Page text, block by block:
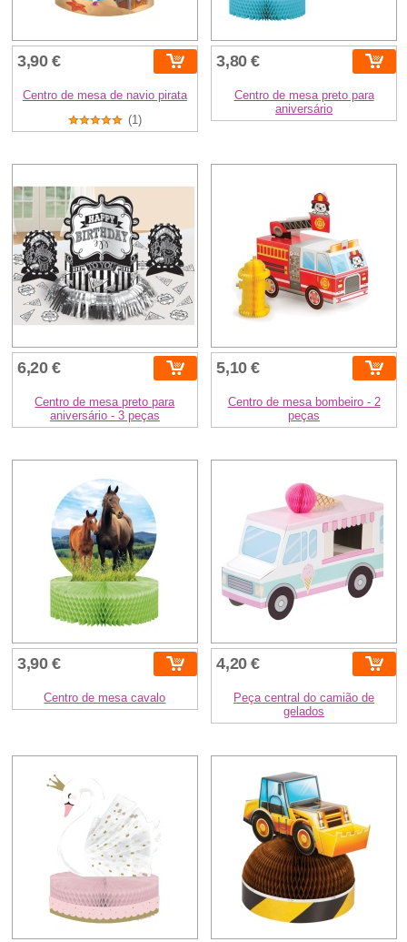
3,90 €
Centro de mesa de navio pirata
(1)
3,80 €
Centro de mesa preto para
aniversário
6,20 €
Centro de mesa preto para
aniversário - 3 peças
5,10 €
Centro de mesa bombeiro - 2
peças
3,90 €
Centro de mesa cavalo
4,20 €
Peça central do camião de
gelados